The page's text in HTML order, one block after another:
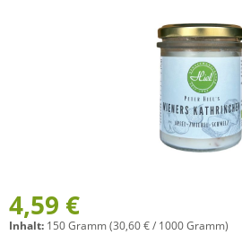
4,59 €
Inhalt: 150 Gramm (30,60 € / 1000 Gramm)